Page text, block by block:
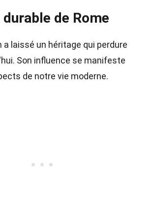
de Rome
a laissé un héritage qui perdure
Son influence se manifeste
de notre vie moderne.